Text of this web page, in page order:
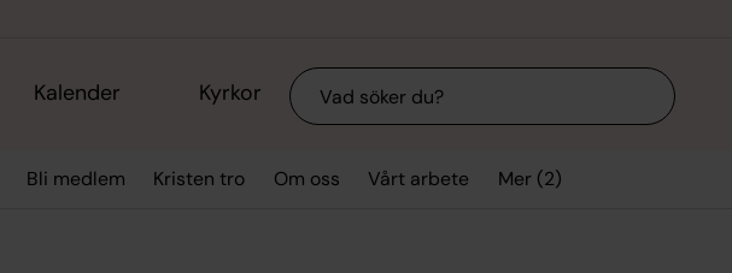
Kalender Kyrkor Sök
Bli medlem Kristen tro Om oss Vårt arbete Mer (2)